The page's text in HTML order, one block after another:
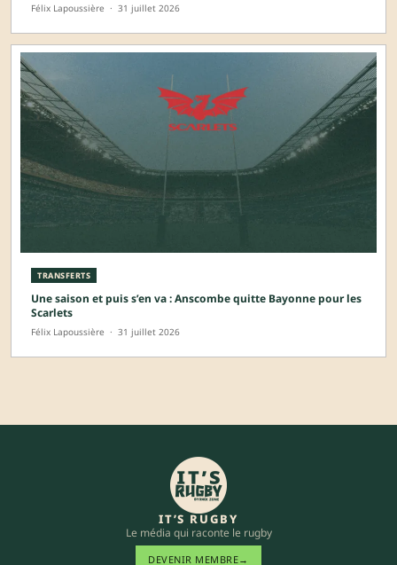
Félix Lapoussière · 31 juillet 2026
TRANSFERTS
Une saison et puis s’en va : Anscombe quitte Bayonne pour les
Scarlets
Félix Lapoussière · 31 juillet 2026
IT’S RUGBY
Le média qui raconte le rugby
DEVENIR MEMBRE→